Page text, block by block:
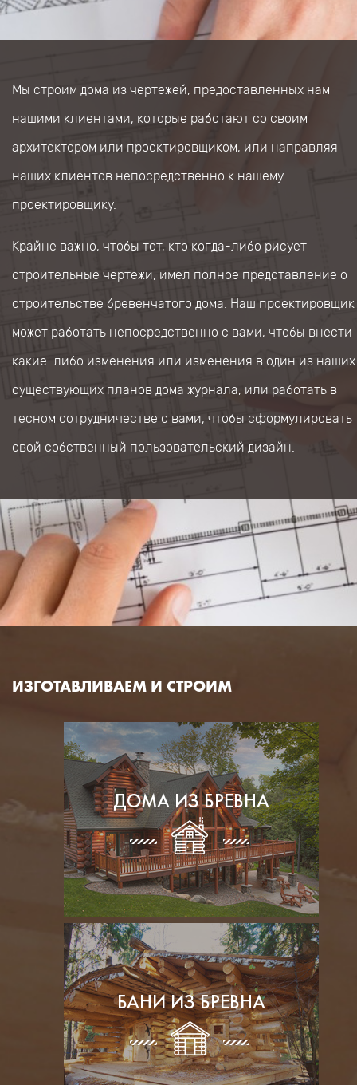
Мы строим дома из чертежей, предоставленных нам
нашими клиентами, которые работают со своим
архитектором или проектировщиком, или направляя
наших клиентов непосредственно к нашему
проектировщику.
Крайне важно, чтобы тот, кто когда-либо рисует
строительные чертежи, имел полное представление о
строительстве бревенчатого дома. Наш проектировщик
может работать непосредственно с вами, чтобы внести
какие-либо изменения или изменения в один из наших
существующих планов дома журнала, или работать в
тесном сотрудничестве с вами, чтобы сформулировать
свой собственный пользовательский дизайн.
ИЗГОТАВЛИВАЕМ И СТРОИМ
ДОМА ИЗ БРЕВНА
БАНИ ИЗ БРЕВНА